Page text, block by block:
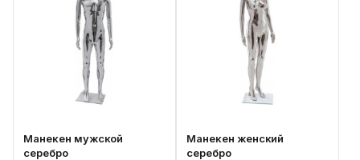
Манекен мужской
серебро
Манекен женский
серебро